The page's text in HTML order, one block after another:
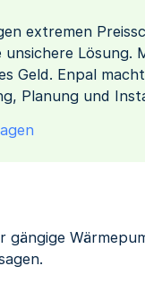
extremen
Lösung.
Geld. Enpal
Planung und